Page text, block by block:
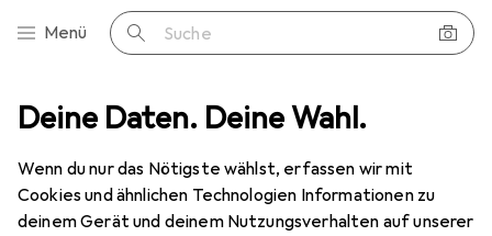
Deine Daten. Deine Wahl.
Wenn du nur das Nötigste wählst, erfassen wir mit
Cookies und ähnlichen Technologien Informationen zu
deinem Gerät und deinem Nutzungsverhalten auf unserer
Navigation nach Kategorien
Menü Suche
Stecknuss Teng Tools Steckschlüsseleinsatz, 16mm, Länge 79 mm
2 Bilder